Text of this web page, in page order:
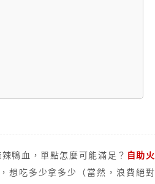
鴨血，單點怎麼可能滿足？ 自助火
想吃多少拿多少（當然，浪費絕對